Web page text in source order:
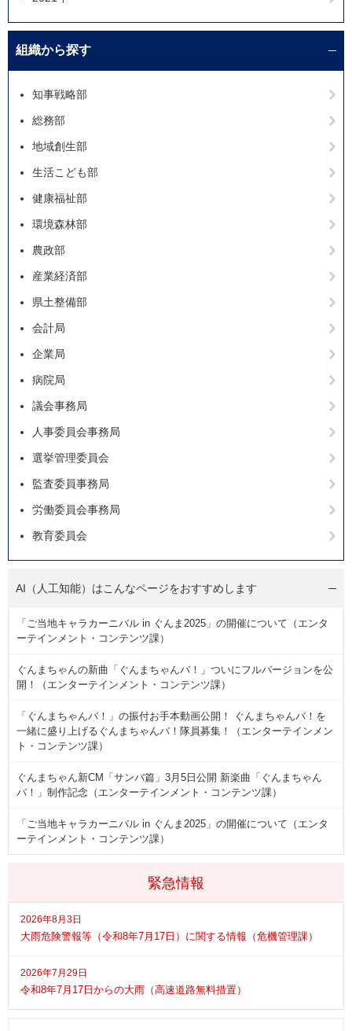
緊急情報
2026年8月3日
大雨危険警報等（令和8年7月17日）に関する情報（危機管理課）
2026年7月29日
令和8年7月17日からの大雨（高速道路無料措置）
組織から探す
知事戦略部
総務部
地域創生部
生活こども部
健康福祉部
環境森林部
農政部
産業経済部
県土整備部
会計局
企業局
病院局
議会事務局
人事委員会事務局
選挙管理委員会
監査委員事務局
労働委員会事務局
教育委員会
AI（人工知能）はこんなページをおすすめします
「ご当地キャラカーニバル in ぐんま2025」の開催について（エンタ
ーテインメント・コンテンツ課）
ぐんまちゃんの新曲「ぐんまちゃんバ！」ついにフルバージョンを公
開！（エンターテインメント・コンテンツ課）
「ぐんまちゃんバ！」の振付お手本動画公開！ ぐんまちゃんバ！を
一緒に盛り上げるぐんまちゃんバ！隊員募集！（エンターテインメン
ト・コンテンツ課）
ぐんまちゃん新CM「サンバ篇」3月5日公開 新楽曲「ぐんまちゃん
バ！」制作記念（エンターテインメント・コンテンツ課）
「ご当地キャラカーニバル in ぐんま2025」の開催について（エンタ
ーテインメント・コンテンツ課）